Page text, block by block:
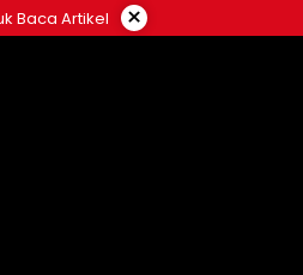
Baca Artikel ×